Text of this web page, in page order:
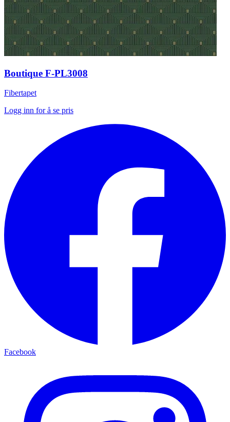
Boutique F-PL3008
Fibertapet
Logg inn for å se pris
Facebook